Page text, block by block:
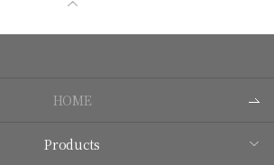
HOME
Products